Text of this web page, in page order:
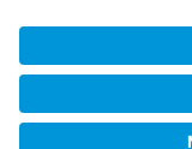
Kontakt|